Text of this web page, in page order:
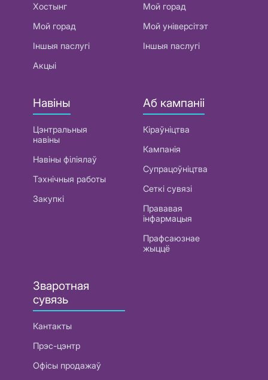
Хостынг
Мой горад
Іншыя паслугі
Акцыі
Мой горад
Мой універсітэт
Іншыя паслугі
Навіны
Цэнтральныя
навіны
Навіны філіялаў
Тэхнічныя работы
Закупкі
Аб кампаніі
Кіраўніцтва
Кампанія
Супрацоўніцтва
Сеткі сувязі
Прававая
інфармацыя
Прафсаюзнае
жыццё
Зваротная
сувязь
Кантакты
Прэс-цэнтр
Офісы продажаў